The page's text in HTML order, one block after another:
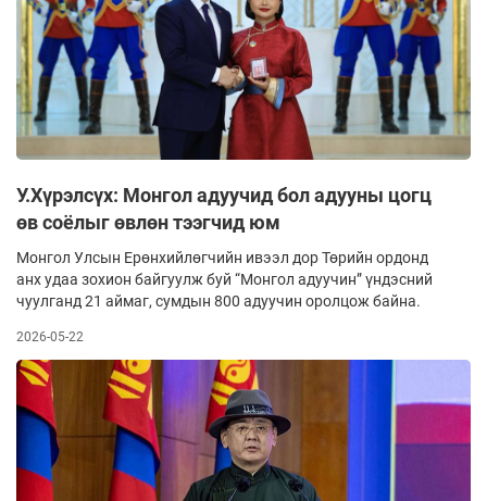
У.Хүрэлсүх: Монгол адуучид бол адууны цогц
өв соёлыг өвлөн тээгчид юм
Монгол Улсын Ерөнхийлөгчийн ивээл дор Төрийн ордонд
анх удаа зохион байгуулж буй “Монгол адуучин” үндэсний
чуулганд 21 аймаг, сумдын 800 адуучин оролцож байна.
2026-05-22